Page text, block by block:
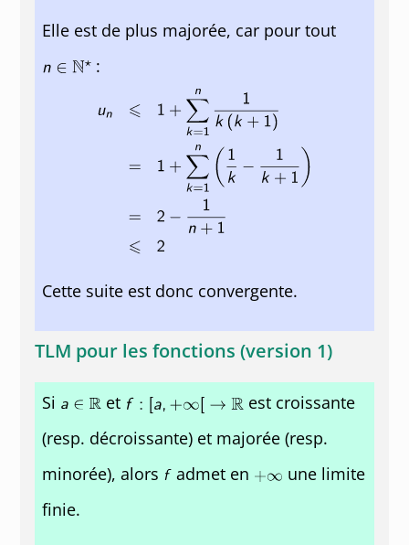
Elle est de plus majorée, car pour tout
:
Cette suite est donc convergente.
TLM pour les fonctions (version 1)
Si et
est croissante
(resp. décroissante) et majorée (resp.
minorée), alors
admet en
une limite
finie.